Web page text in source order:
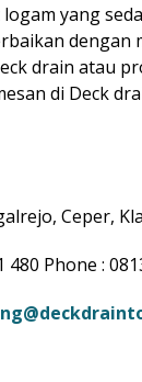
yang
dengan
drain atau
di Deck
Ceper,
480 Phone :